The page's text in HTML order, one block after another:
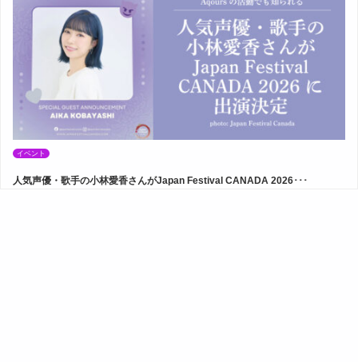
イベント
人気声優・歌手の小林愛香さんがJapan Festival CANADA 2026･･･